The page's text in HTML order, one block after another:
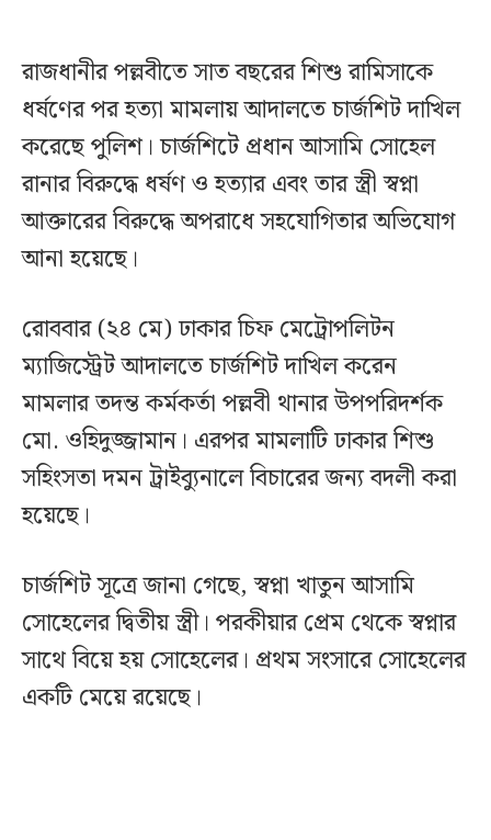
রাজধানীর পল্লবীতে সাত বছরের শিশু রামিসাকে
ধর্ষণের পর হত্যা মামলায় আদালতে চার্জশিট দাখিল
করেছে পুলিশ। চার্জশিটে প্রধান আসামি সোহেল
রানার বিরুদ্ধে ধর্ষণ ও হত্যার এবং তার স্ত্রী স্বপ্না
আক্তারের বিরুদ্ধে অপরাধে সহযোগিতার অভিযোগ
আনা হয়েছে।
রোববার (২৪ মে) ঢাকার চিফ মেট্রোপলিটন
ম্যাজিস্ট্রেট আদালতে চার্জশিট দাখিল করেন
মামলার তদন্ত কর্মকর্তা পল্লবী থানার উপপরিদর্শক
মো. ওহিদুজ্জামান। এরপর মামলাটি ঢাকার শিশু
সহিংসতা দমন ট্রাইব্যুনালে বিচারের জন্য বদলী করা
হয়েছে।
চার্জশিট সূত্রে জানা গেছে, স্বপ্না খাতুন আসামি
সোহেলের দ্বিতীয় স্ত্রী। পরকীয়ার প্রেম থেকে স্বপ্নার
সাথে বিয়ে হয় সোহেলের। প্রথম সংসারে সোহেলের
একটি মেয়ে রয়েছে।